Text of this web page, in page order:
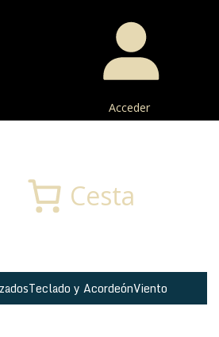
Acceder
Cesta
Teclado y AcordeónViento